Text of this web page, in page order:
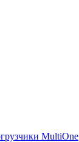
MultiOne